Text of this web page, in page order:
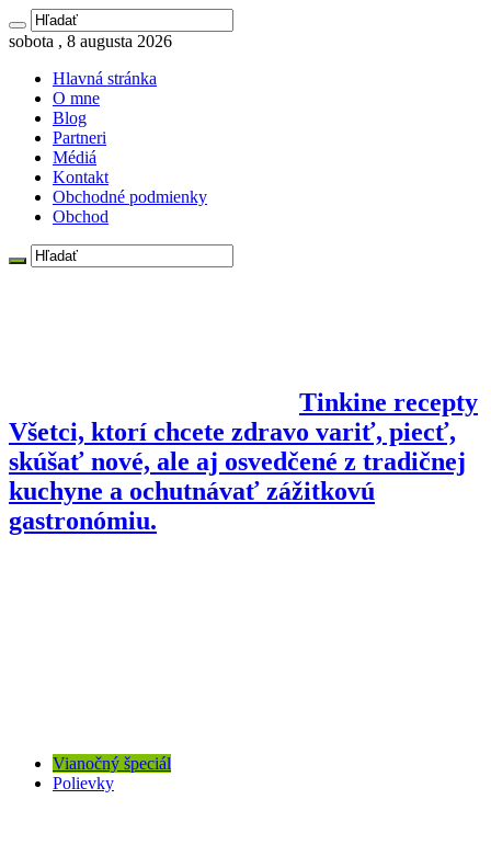
sobota , 8 augusta 2026
Hlavná stránka
O mne
Blog
Partneri
Médiá
Kontakt
Obchodné podmienky
Obchod
Tinkine recepty
Všetci, ktorí chcete zdravo variť, piecť,
skúšať nové, ale aj osvedčené z tradičnej
kuchyne a ochutnávať zážitkovú
gastronómiu.
Vianočný špeciál
Polievky